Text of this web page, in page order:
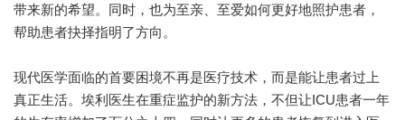
带来新的希望。同时，也为至亲、至爱如何更好地照护患者，
帮助患者抉择指明了方向。
现代医学面临的首要困境不再是医疗技术，而是能让患者过上
真正生活。埃利医生在重症监护的新方法，不但让ICU患者一年